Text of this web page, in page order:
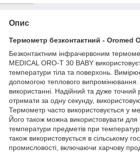
Опис
Термометр безконтактний - Oromed
Безконтактним інфрачервоним
MEDICAL ORO-T 30 BABY
температури тіла та поверхонь.
допомогою теплового
використанні. Надійний та дуже точний
отримати за одну секунду,
Термометр часто використовується у
Його також можна використовувати
температури предметів при
також використовується в сільському
промисловості, включаючи харчову